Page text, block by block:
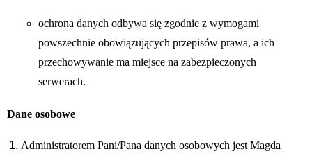
ochrona danych odbywa się zgodnie z wymogami
powszechnie obowiązujących przepisów prawa, a ich
przechowywanie ma miejsce na zabezpieczonych
serwerach.
Dane osobowe
Administratorem Pani/Pana danych osobowych jest Magda